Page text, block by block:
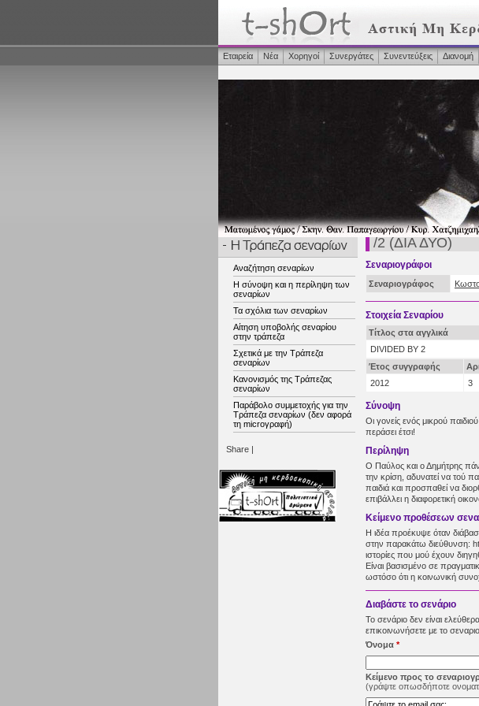
Εταιρεία Νέα Χορηγοί Συνεργάτες Συνεντεύξεις Διανομή
Αναζήτηση σεναρίων
Η σύνοψη και η περίληψη των
σεναρίων
Τα σχόλια των σεναρίων
Αίτηση υποβολής σεναρίου
στην τράπεζα
Σχετικά με την Τράπεζα
σεναρίων
Κανονισμός της Τράπεζας
σεναρίων
Παράβολο συμμετοχής για την
Τράπεζα σεναρίων (δεν αφορά
τη microγραφή)
Share |
/2 (ΔΙΑ ΔΥΟ)
Σεναριογράφοι
Σεναριογράφος
Στοιχεία Σεναρίου
Τίτλος στα αγγλικά
DIVIDED BY 2
Έτος συγγραφής
2012
3
Σύνοψη
Οι γονείς ενός μικρού
περάσει έτσι!
Περίληψη
Ο Παύλος και ο Δημήτρης
την κρίση, αδυνατεί να τού
παιδιά και προσπαθεί να
επιβάλλει η διαφορετική
Κείμενο προθέσεων
Η ιδέα προέκυψε όταν
στην παρακάτω διεύθυνση:
ιστορίες που μού έχουν
Είναι βασισμένο σε
ωστόσο ότι η κοινωνική
Διαβάστε τo σενάριo
Το σενάριο δεν είναι
επικοινωνήσετε με το
Όνομα *
Κείμενο προς το
(γράψτε οπωσδήποτε